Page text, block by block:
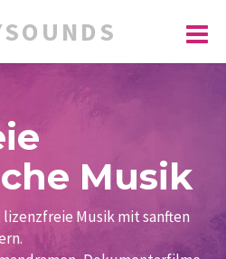
Musik
Musik mit sanften